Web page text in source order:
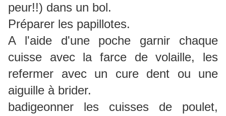
peur!!) dans un bol.
Préparer les papillotes.
A l'aide d'une poche garnir chaque
cuisse avec la farce de volaille, les
refermer avec un cure dent ou une
aiguille à brider.
badigeonner les cuisses de poulet,